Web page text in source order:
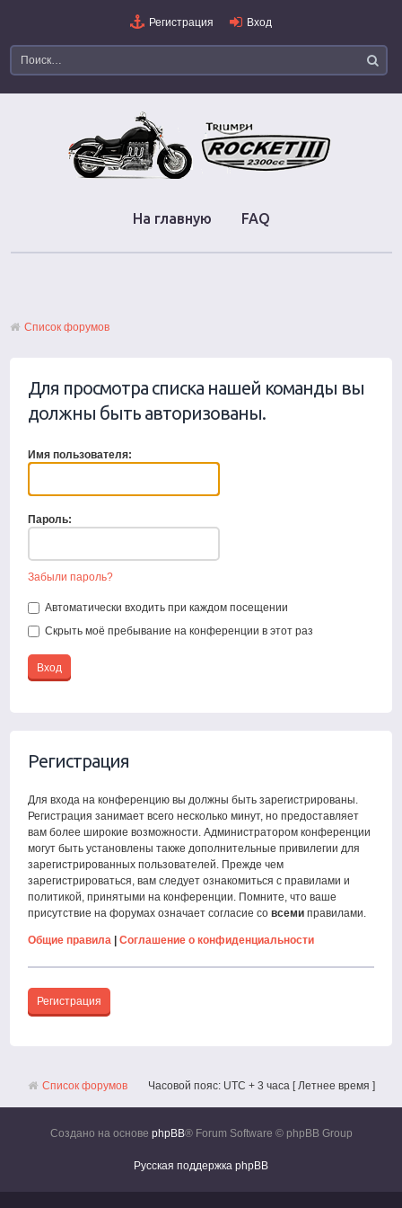
Регистрация Вход
На главную FAQ
Список форумов
Для просмотра списка нашей команды вы
должны быть авторизованы.
Имя пользователя:
Пароль:
Забыли пароль?
Автоматически входить при каждом посещении
Скрыть моё пребывание на конференции в этот раз
Регистрация
Для входа на конференцию вы должны быть зарегистрированы.
Регистрация занимает всего несколько минут, но предоставляет
вам более широкие возможности. Администратором конференции
могут быть установлены также дополнительные привилегии для
зарегистрированных пользователей. Прежде чем
зарегистрироваться, вам следует ознакомиться с правилами и
политикой, принятыми на конференции. Помните, что ваше
присутствие на форумах означает согласие совсеми правилами.
Общие правила |Соглашение о конфиденциальности
Регистрация
Список форумов Часовой пояс: UTC + 3 часа [ Летнее время ]
Создано на основе phpBB® Forum Software © phpBB Group
Русская поддержка phpBB